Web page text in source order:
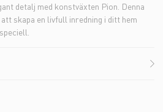
detalj med konstväxten Pion. Denna
skapa en livfull inredning i ditt hem